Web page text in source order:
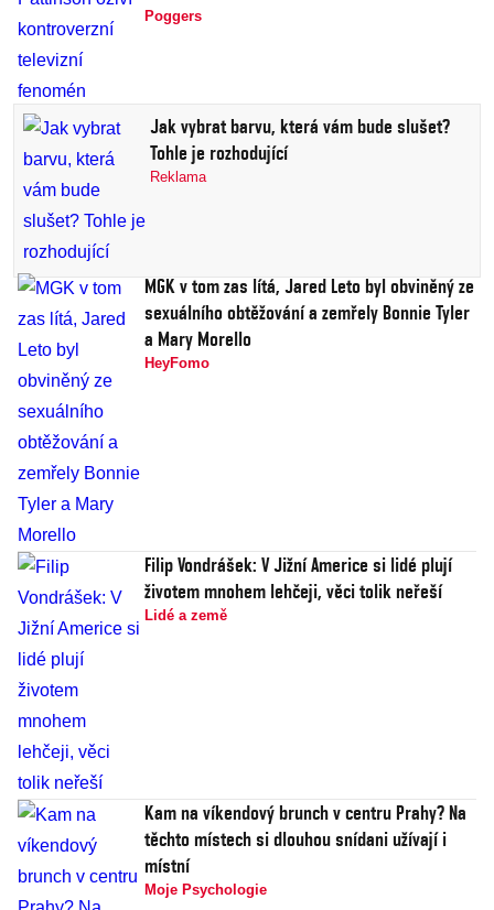
Poggers
Jak vybrat barvu, která vám bude slušet?
Tohle je rozhodující
Reklama
MGK v tom zas lítá, Jared Leto byl obviněný ze
sexuálního obtěžování a zemřely Bonnie Tyler
a Mary Morello
HeyFomo
Filip Vondrášek: V Jižní Americe si lidé plují
životem mnohem lehčeji, věci tolik neřeší
Lidé a země
Kam na víkendový brunch v centru Prahy? Na
těchto místech si dlouhou snídani užívají i
místní
Moje Psychologie